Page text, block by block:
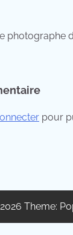
photographe
pour
Theme: